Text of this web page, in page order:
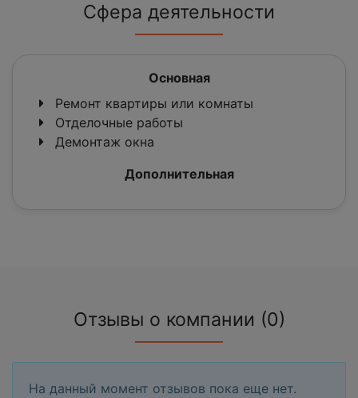
Сфера деятельности
Основная
Ремонт квартиры или комнаты
Отделочные работы
Демонтаж окна
Дополнительная
Отзывы о компании (0)
На данный момент отзывов пока еще нет.